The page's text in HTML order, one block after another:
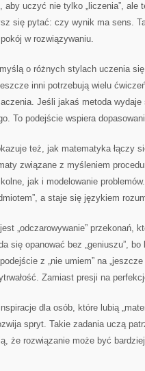
aby uczyć nie tylko „liczenia”, ale
się pytać: czy wynik ma sens.
w rozwiązywaniu.
o różnych stylach uczenia
inni potrzebują wielu
Jeśli jakaś metoda wydaje
To podejście wspiera
też, jak matematyka łączy
związane z myśleniem
jak i modelowanie
a staje się językiem
„odczarowywanie” przekonań,
się opanować bez „geniuszu”,
z „nie umiem” na
Zamiast presji na
dla osób, które lubią
spryt. Takie zadania uczą
że rozwiązanie może być